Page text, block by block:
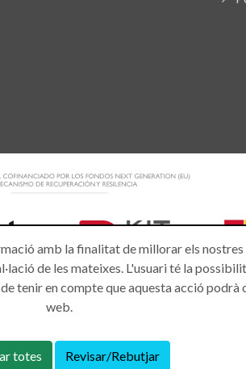
amb la finalitat de millorar els
de les mateixes. L'usuari té la
tenir en compte que aquesta acció
web.
totes Revisar/Rebutjar